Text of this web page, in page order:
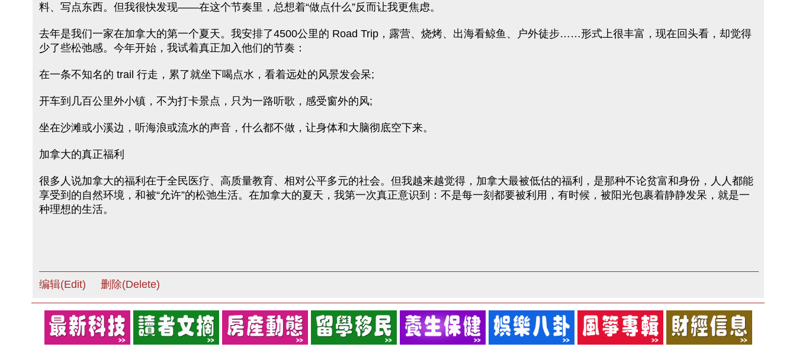
料、写点东西。但我很快发现——在这个节奏里，总想着“做点什么”反而让我更焦虑。
去年是我们一家在加拿大的第一个夏天。我安排了4500公里的 Road Trip，露营、烧烤、出海看鲸鱼、户外徒步……形式上很丰富，现在回头看，却觉得
少了些松弛感。今年开始，我试着真正加入他们的节奏：
在一条不知名的 trail 行走，累了就坐下喝点水，看着远处的风景发会呆;
开车到几百公里外小镇，不为打卡景点，只为一路听歌，感受窗外的风;
坐在沙滩或小溪边，听海浪或流水的声音，什么都不做，让身体和大脑彻底空下来。
加拿大的真正福利
很多人说加拿大的福利在于全民医疗、高质量教育、相对公平多元的社会。但我越来越觉得，加拿大最被低估的福利，是那种不论贫富和身份，人人都能
享受到的自然环境，和被“允许”的松弛生活。在加拿大的夏天，我第一次真正意识到：不是每一刻都要被利用，有时候，被阳光包裹着静静发呆，就是一
种理想的生活。
编辑(Edit) 删除(Delete)